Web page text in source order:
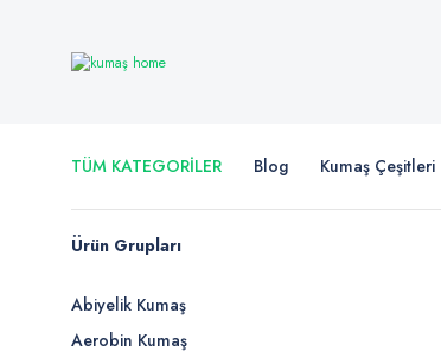
TÜM KATEGORİLER Blog Kumaş Çeşitleri
Ürün Grupları
Abiyelik Kumaş
Aerobin Kumaş